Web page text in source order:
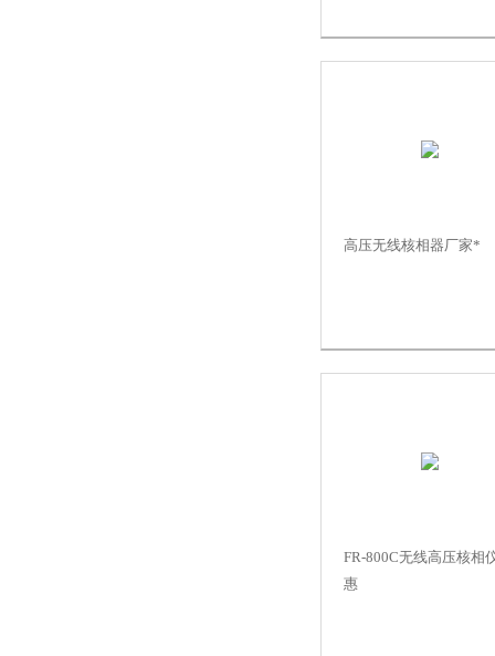
高压无线核相器厂家*
FR-800C无线高压核相
惠